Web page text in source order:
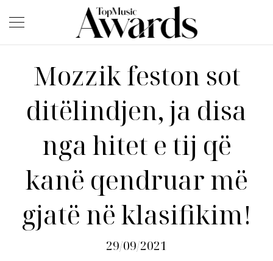
Mozzik feston sot
ditëlindjen, ja disa
nga hitet e tij që
kanë qendruar më
gjatë në klasifikim!
29/09/2021